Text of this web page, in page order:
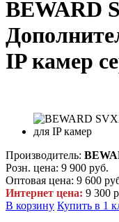
BEWARD
IP камер
Производитель:
Розн. цена: 9 900 руб.
Оптовая цена: 9 600
Интернет цена: 9 300
В корзину Купить в 1